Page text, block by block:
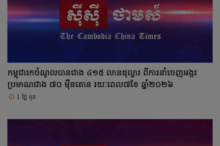
កម្ពុជារកចំណូលបានជាង ៤១៥ លានដុល្លារ ពីការនាំចេញអង្ករ
ប្រមាណជាង ៧០ ម៉ឺនតោន រយៈពេល៧ខែ ឆ្នាំ២០២៦
1 ថ្ងៃ មុន